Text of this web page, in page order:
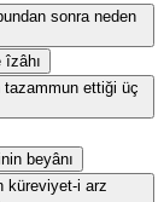
sonra neden
tazammun ettiği üç
beyânı
küreviyet-i arz